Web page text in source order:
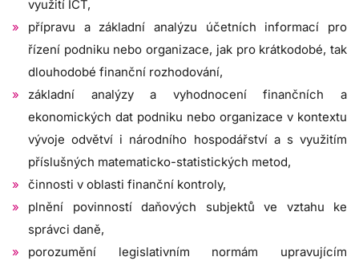
využití ICT,
přípravu a základní analýzu účetních informací pro
řízení podniku nebo organizace, jak pro krátkodobé, tak
dlouhodobé finanční rozhodování,
základní analýzy a vyhodnocení finančních a
ekonomických dat podniku nebo organizace v kontextu
vývoje odvětví i národního hospodářství a s využitím
příslušných matematicko-statistických metod,
činnosti v oblasti finanční kontroly,
plnění povinností daňových subjektů ve vztahu ke
správci daně,
porozumění legislativním normám upravujícím